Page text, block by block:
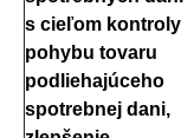
s cieľom kontroly
pohybu tovaru
podliehajúceho
spotrebnej dani,